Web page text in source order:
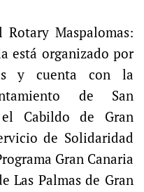
Maspalomas:
está organizado por
y cuenta con la
de San
Cabildo de Gran
de Solidaridad
Gran Canaria
Las Palmas de Gran